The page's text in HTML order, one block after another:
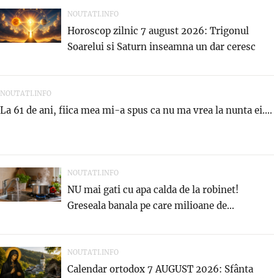
NOUTATI.INFO
Horoscop zilnic 7 august 2026: Trigonul
Soarelui si Saturn inseamna un dar ceresc
NOUTATI.INFO
La 61 de ani, fiica mea mi-a spus ca nu ma vrea la nunta ei....
NOUTATI.INFO
NU mai gati cu apa calda de la robinet!
Greseala banala pe care milioane de...
NOUTATI.INFO
Calendar ortodox 7 AUGUST 2026: Sfânta